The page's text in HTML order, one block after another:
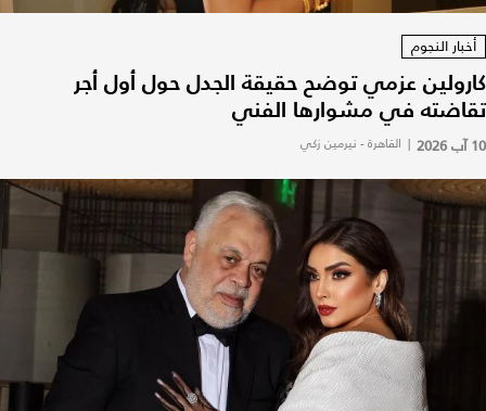
أخبار النجوم
كارولين عزمي توضح حقيقة الجدل حول أول أجر
تقاضته في مشوارها الفني
10 آب 2026 | القاهرة - نيرمين زكي